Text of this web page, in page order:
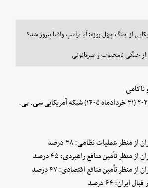
از جنگ چهل روزه؛ آیا ترامپ واقعا پیروز شد؟
جنگی نامحبوب و غیرقانونی
نظرسنجی ۲۱ ژوئن ۲۰۲۶ (۳۱ خردادماه ۱۴۰۵) شبکه آمریکایی سی. بی.
منظر عملیات نظامی: ۳۸ درصد
منظر تأمین منافع راهبردی: ۴۵ درصد
منظر تأمین منافع اقتصادی: ۴۷ درصد
۶۴ درصد